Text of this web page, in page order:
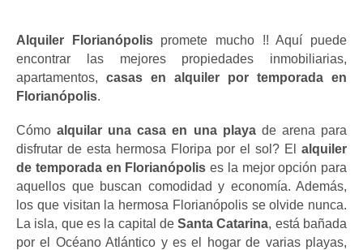
Alquiler Florianópolis promete mucho !! Aquí puede
encontrar las mejores propiedades inmobiliarias,
apartamentos, casas en alquiler por temporada en
Florianópolis.
Cómo alquilar una casa en una playa de arena para
disfrutar de esta hermosa Floripa por el sol? El
alquiler
de temporada en Florianópolis es la mejor opción para
aquellos que buscan comodidad y economía. Además,
los que visitan la hermosa Florianópolis se olvide nunca.
La isla, que es la capital de Santa Catarina, está bañada
por el Océano Atlántico y es el hogar de varias playas,